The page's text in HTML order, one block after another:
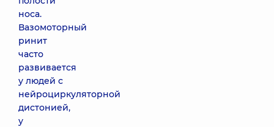
носа.
Вазомоторный
ринит
часто
развивается
у людей с
нейроциркуляторной
дистонией,
у